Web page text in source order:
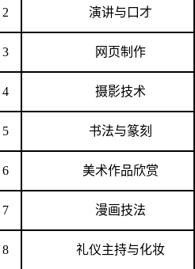
2 演讲与口才
3 网页制作
4 摄影技术
5 书法与篆刻
6 美术作品欣赏
7 漫画技法
8 礼仪主持与化妆